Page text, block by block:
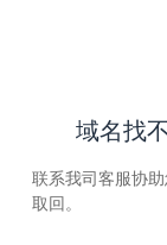
域名找
联系我司客服协
取回。